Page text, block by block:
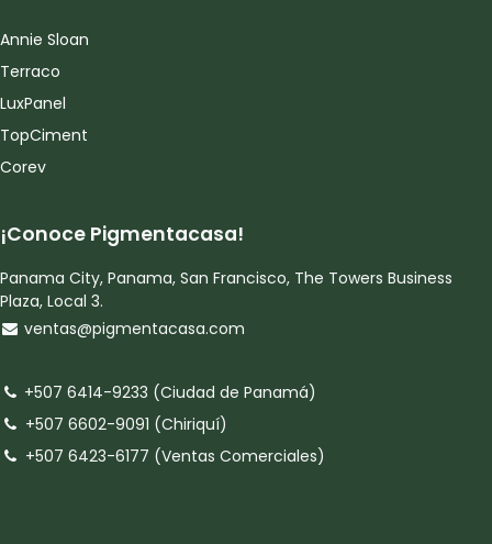
Annie Sloan
Terraco
LuxPanel
TopCiment
Corev
¡Conoce Pigmentacasa!
Panama City, Panama, San Francisco, The Towers Business
Plaza, Local 3.
ventas@pigmentacasa.com
+507 6414-9233 (Ciudad de Panamá)
+507 6602-9091 (Chiriquí)
+507 6423-6177 (Ventas Comerciales)